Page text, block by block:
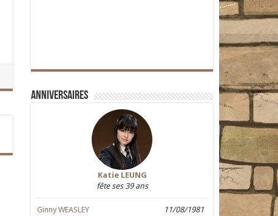
Anniversaires
Katie LEUNG
fête ses 39 ans
Ginny WEASLEY 11/08/1981